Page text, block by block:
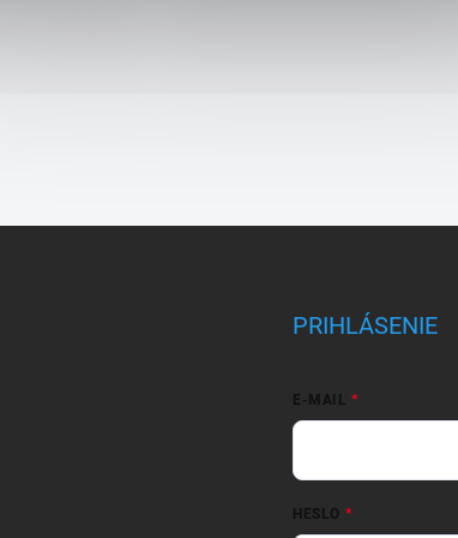
PRIHLÁSENIE
E-MAIL
HESLO